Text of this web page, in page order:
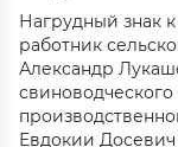
Нагрудный знак
работник
Александр
свиноводческого
Евдокии